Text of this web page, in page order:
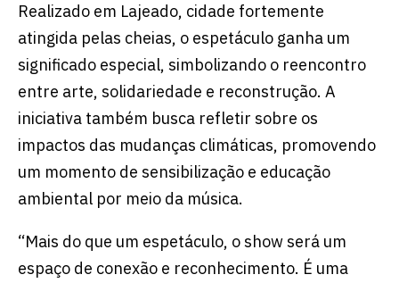
Realizado em Lajeado, cidade fortemente
atingida pelas cheias, o espetáculo ganha um
significado especial, simbolizando o reencontro
entre arte, solidariedade e reconstrução. A
iniciativa também busca refletir sobre os
impactos das mudanças climáticas, promovendo
um momento de sensibilização e educação
ambiental por meio da música.
“Mais do que um espetáculo, o show será um
espaço de conexão e reconhecimento. É uma